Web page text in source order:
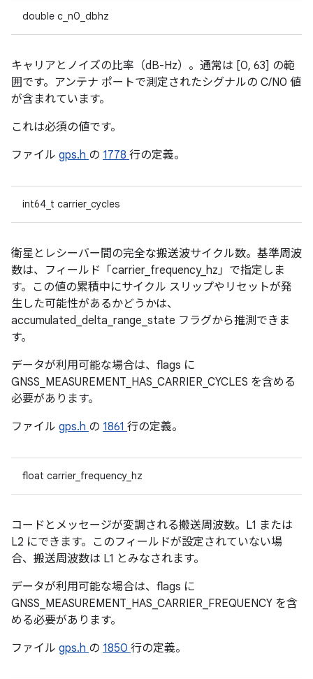
double c_n0_dbhz
キャリアとノイズの比率（dB-Hz）。通常は [0, 63] の範
囲です。アンテナ ポートで測定されたシグナルの C/N0 値
が含まれています。
これは必須の値です。
ファイル gps.h の 1778 行の定義。
int64_t carrier_cycles
衛星とレシーバー間の完全な搬送波サイクル数。基準周波
数は、フィールド「carrier_frequency_hz」で指定しま
す。この値の累積中にサイクル スリップやリセットが発
生した可能性があるかどうかは、
accumulated_delta_range_state フラグから推測できま
す。
データが利用可能な場合は、flags に
GNSS_MEASUREMENT_HAS_CARRIER_CYCLES を含める
必要があります。
ファイル gps.h の 1861 行の定義。
float carrier_frequency_hz
コードとメッセージが変調される搬送周波数。L1 または
L2 にできます。このフィールドが設定されていない場
合、搬送周波数は L1 とみなされます。
データが利用可能な場合は、flags に
GNSS_MEASUREMENT_HAS_CARRIER_FREQUENCY を含
める必要があります。
ファイル gps.h の 1850 行の定義。